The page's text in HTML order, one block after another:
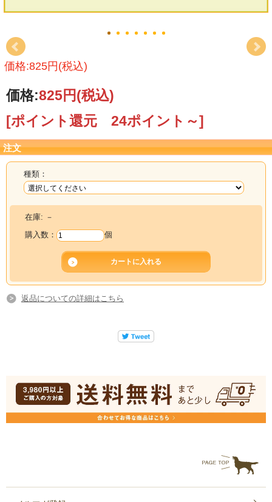
価格:825円(税込)
価格:825円(税込)
[ポイント還元 24ポイント～]
注文
種類：
在庫: －
購入数：
個
返品についての詳細はこちら